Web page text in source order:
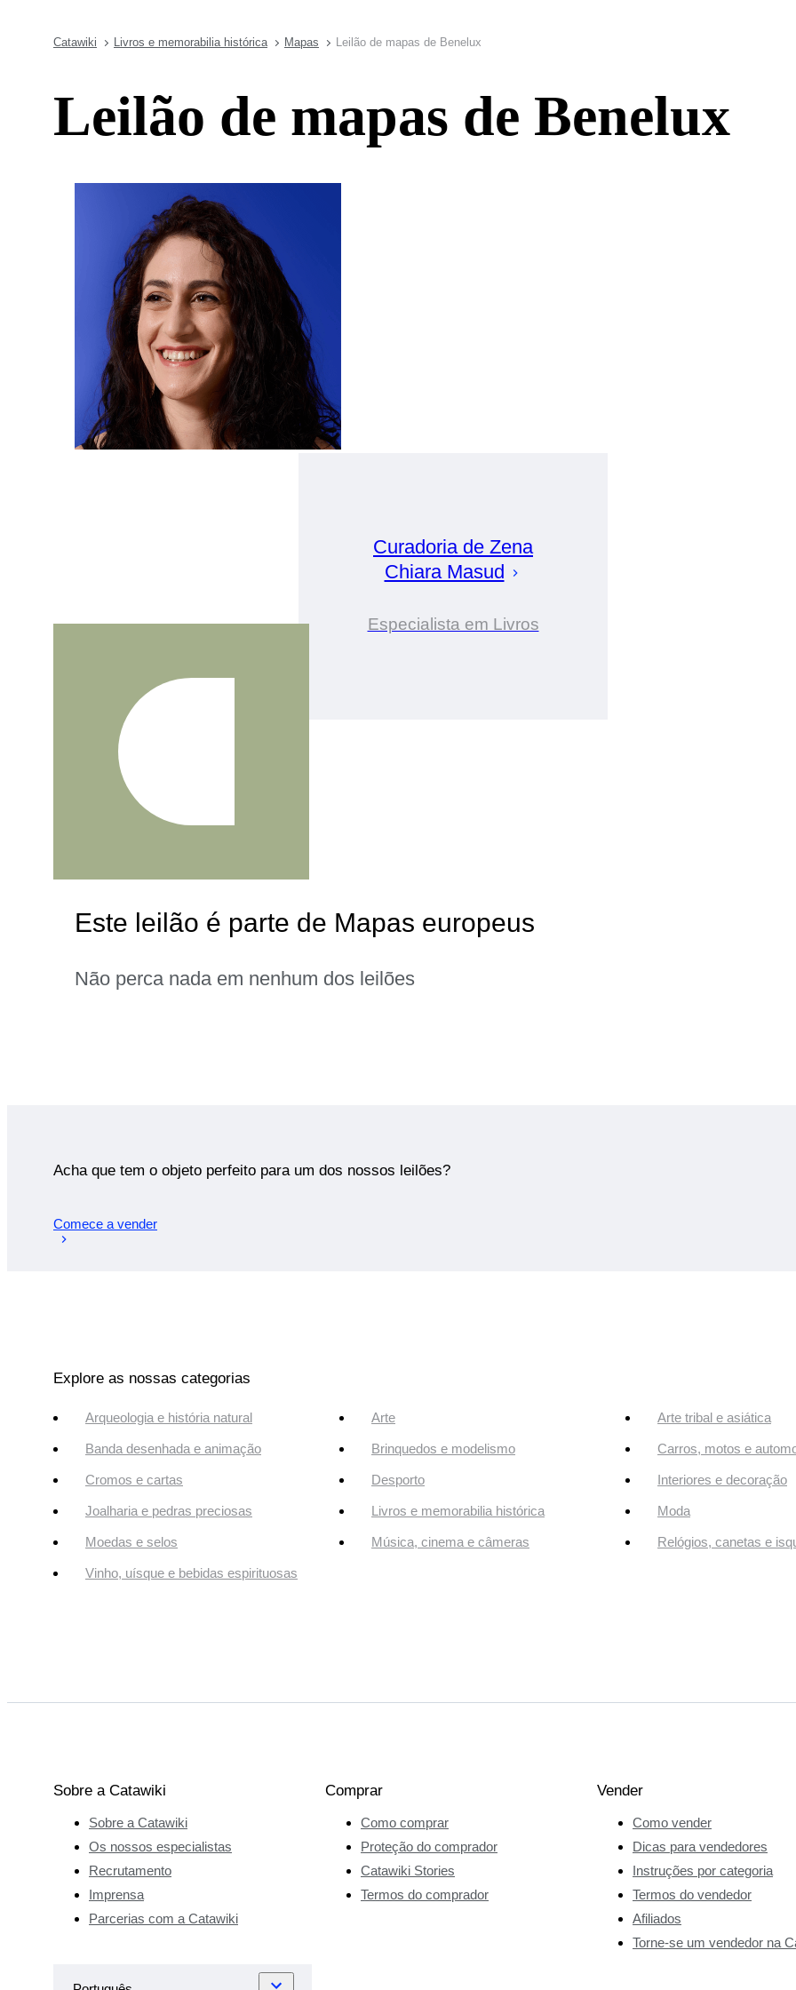
Catawiki Livros e memorabilia histórica Mapas Leilão de mapas de Benelux
Leilão de mapas de Benelux
Curadoria de Zena
Chiara Masud
Especialista em Livros
Este leilão é parte de Mapas europeus
Não perca nada em nenhum dos leilões
Acha que tem o objeto perfeito para um dos nossos leilões?
Comece a vender
Explore as nossas categorias
Arqueologia e história natural Arte Arte tribal e asiática
Banda desenhada e animação Brinquedos e modelismo Carros, motos e
Cromos e cartas Desporto Interiores e decoração
Joalharia e pedras preciosas Livros e memorabilia histórica Moda
Moedas e selos Música, cinema e câmeras Relógios, canetas e
Vinho, uísque e bebidas espirituosas
Sobre a Catawiki
Sobre a Catawiki
Os nossos especialistas
Recrutamento
Imprensa
Parcerias com a Catawiki
Comprar
Como comprar
Proteção do comprador
Catawiki Stories
Termos do comprador
Vender
Como vender
Dicas para vendedores
Instruções por categoria
Termos do vendedor
Afiliados
Torne-se um vendedor na